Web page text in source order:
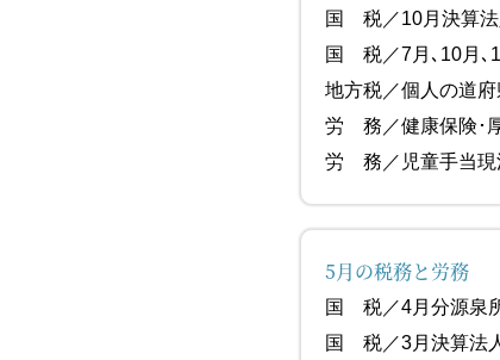
国 税／10
国 税／7月､10月､
地方税／個人の
労 務／健康保
労 務／児童
5月の税務と労務
国 税／4
国 税／3月決